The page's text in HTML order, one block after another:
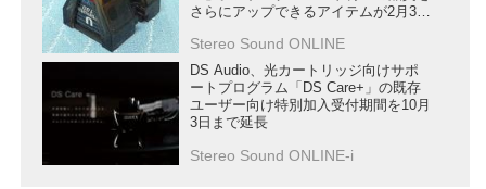
さらにアップできるアイテムが2月3日
Stereo Sound ONLINE
DS Audio、光カートリッジ向けサポ
ートプログラム「DS Care+」の既存
ユーザー向け特別加入受付期間を10月
3日まで延長
Stereo Sound ONLINE-i